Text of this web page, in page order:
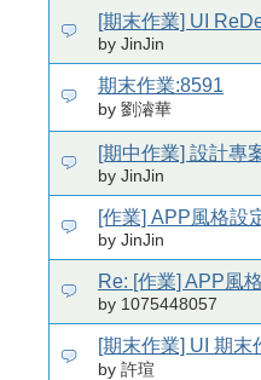
[期末作業] UI
by JinJin
期末作業:8591
by 劉濬華
[期中作業] 設計專
by JinJin
[作業] APP風格設
by JinJin
Re: [作業] APP風
by 1075448057
[期末作業] UI 期末
by 許瑄